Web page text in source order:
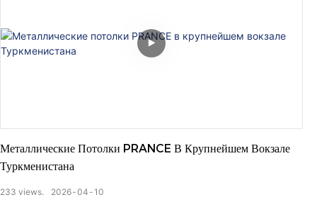
Металлические Потолки PRANCE В Крупнейшем Вокзале
Туркменистана
2026 04 10
233 views.